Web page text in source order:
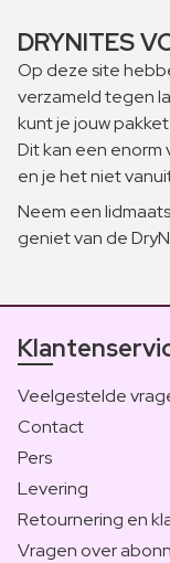
DRYNITES
Op deze site
verzameld tegen
kunt je jouw
Dit kan een enorm
en je het niet
Neem een
geniet van de
Veelgestelde
Contact
Pers
Levering
Retournering en
Vragen over